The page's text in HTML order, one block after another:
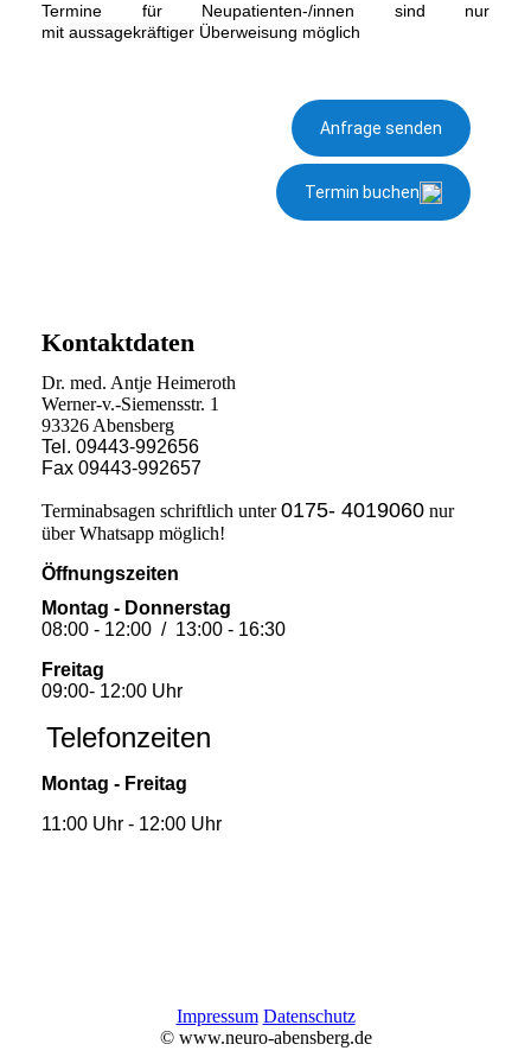
Termine für Neupatienten-/innen sind nur
mit aussagekräftiger Überweisung möglich
Kontaktdaten
Dr. med. Antje Heimeroth
Werner-v.-Siemensstr. 1
93326 Abensberg
Tel. 09443-992656
Fax 09443-992657
Terminabsagen schriftlich unter0175- 4019060 nur
über Whatsapp möglich!
Öffnungszeiten
Montag - Donnerstag
08:00 - 12:00 / 13:00 - 16:30
Freitag
09:00- 12:00 Uhr
Telefonzeiten
Montag - Freitag
11:00 Uhr - 12:00 Uhr
Impressum Datenschutz
© www.neuro-abensberg.de